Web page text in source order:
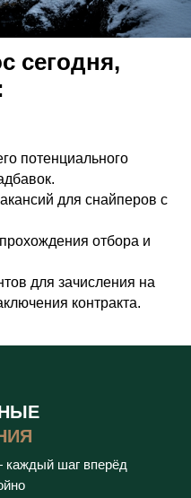
сегодня,
потенциального
для снайперов с
отбора и
для зачисления на
контракта.
шаг вперёд